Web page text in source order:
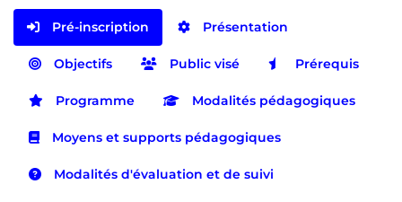
Pré-inscription Présentation
Objectifs Public visé Prérequis
Programme Modalités pédagogiques
Moyens et supports pédagogiques
Modalités d'évaluation et de suivi